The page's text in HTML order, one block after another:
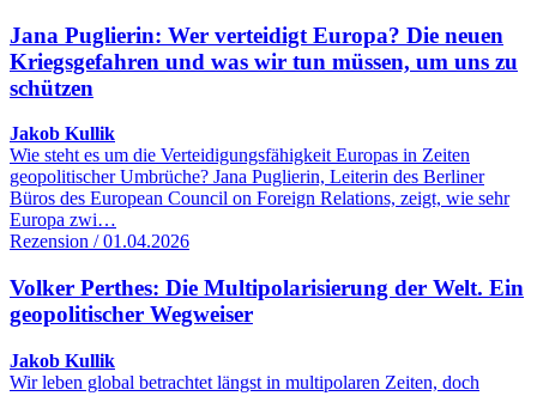
Jana Puglierin: Wer verteidigt Europa? Die neuen
Kriegsgefahren und was wir tun müssen, um uns zu
schützen
Jakob Kullik
Wie steht es um die Verteidigungsfähigkeit Europas in Zeiten
geopolitischer Umbrüche? Jana Puglierin, Leiterin des Berliner
Büros des European Council on Foreign Relations, zeigt, wie sehr
Europa zwi…
Rezension / 01.04.2026
Volker Perthes: Die Multipolarisierung der Welt. Ein
geopolitischer Wegweiser
Jakob Kullik
Wir leben global betrachtet längst in multipolaren Zeiten, doch